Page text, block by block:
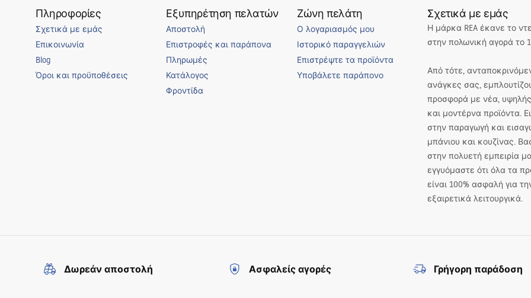
Πληροφορίες
Σχετικά με εμάς
Επικοινωνία
Blog
Όροι και προϋποθέσεις
Εξυπηρέτηση πελατών
Αποστολή
Επιστροφές και παράπονα
Πληρωμές
Κατάλογος
Φροντίδα
Ζώνη πελάτη
Ο λογαριασμός μου
Ιστορικό παραγγελιών
Επιστρέψτε τα προϊόντα
Υποβάλετε παράπονο
Σχετικά με εμάς
Η μάρκα REA έκανε το
στην πολωνική αγορά το
Από τότε,
ανάγκες σας,
προσφορά με νέα,
και μοντέρνα προϊόντα.
στην παραγωγή και
μπάνιου και κουζίνας.
στην πολυετή εμπειρία
εγγυόμαστε ότι όλα τα
είναι 100% ασφαλή για
εξαιρετικά λειτουργικά.
Δωρεάν αποστολή Ασφαλείς αγορές Γρήγορη παράδοση